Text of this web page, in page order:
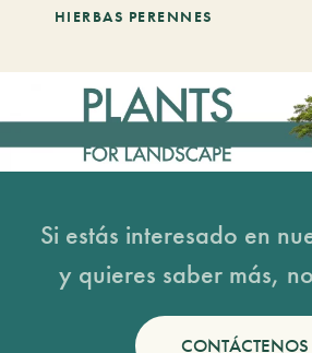
HIERBAS PERENNES
Si estás interesado en
y quieres saber más,
CONTÁCTENOS